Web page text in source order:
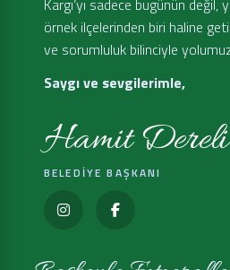
örnek ilçelerinden biri haline
ve sorumluluk bilinciyle
Saygı ve sevgilerimle,
Hamit Dereli
BELEDİYE BAŞKANI